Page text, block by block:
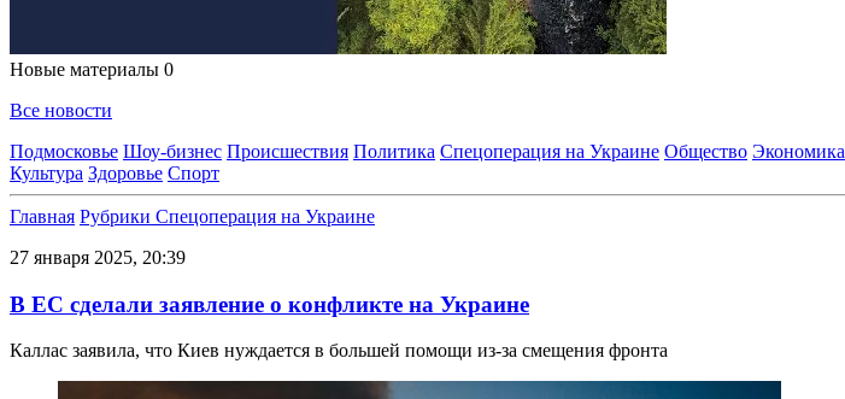
Новые материалы 0
Все новости
Подмосковье Шоу-бизнес Происшествия Политика Спецоперация на Украине Общество Экономика
Культура Здоровье Спорт
Главная Рубрики Спецоперация на Украине
27 января 2025, 20:39
В ЕС сделали заявление о конфликте на Украине
Каллас заявила, что Киев нуждается в большей помощи из-за смещения фронта